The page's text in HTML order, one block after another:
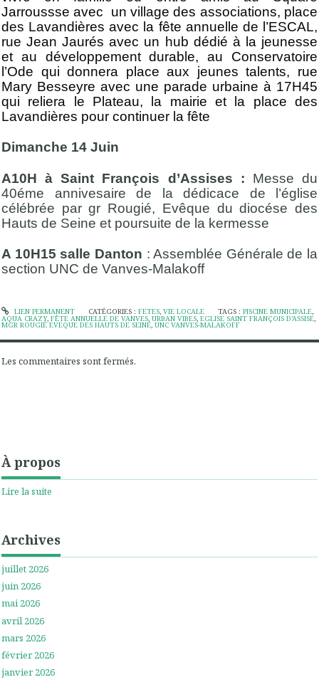
Jarroussse avec un village des associations, place
des Lavandières avec la fête annuelle de l’ESCAL,
rue Jean Jaurés avec un hub dédié à la jeunesse
et au développement durable, au Conservatoire
l’Ode qui donnera place aux jeunes talents, rue
Mary Besseyre avec une parade urbaine à 17H45
qui reliera le Plateau, la mairie et la place des
Lavandières pour continuer la fête
Dimanche 14 Juin
A10H à Saint François d’Assises : Messe du
40éme annivesaire de la dédicace de l’église
célébrée par gr Rougié, Evêque du diocése des
Hauts de Seine et poursuite de la kermesse
A 10H15 salle Danton : Assemblée Générale de la
section UNC de Vanves-Malakoff
LIEN PERMANENT CATÉGORIES : FETES, VIE LOCALE TAGS :PISCINE MUNICIPALE,
AQUA CRAZY, FÊTE ANNUELLE DE VANVES, URBAN VIBES, EGLISE SAINT FRANÇOIS D’ASSISE,
MGR ROUGIÉ EVEQUE DES HAUTS DE SEINE, UNC VANVES-MALAKOFF
Les commentaires sont fermés.
À propos
Lire la suite
Archives
juillet 2026
juin 2026
mai 2026
avril 2026
mars 2026
février 2026
janvier 2026